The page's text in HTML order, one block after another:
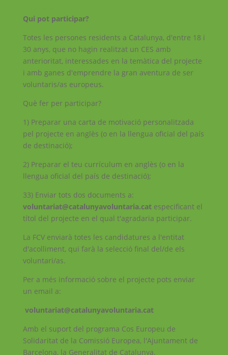
Qui pot participar?
Totes les persones residents a Catalunya, d'entre 18 i
30 anys, que no hagin realitzat un CES amb
anterioritat, interessades en la temàtica del projecte
i amb ganes d'emprendre la gran aventura de ser
voluntaris/as europeus.
Què fer per participar?
1) Preparar una carta de motivació personalitzada
pel projecte en anglès (o en la llengua oficial del país
de destinació);
2) Preparar el teu currículum en anglès (o en la
llengua oficial del país de destinació);
33) Enviar tots dos documents a:
voluntariat@catalunyavoluntaria.cat especificant el
títol del projecte en el qual t'agradaria participar.
La FCV enviarà totes les candidatures a l'entitat
d'acolliment, qui farà la selecció final del/de els
voluntari/as.
Per a més informació sobre el projecte pots enviar
un email a:
voluntariat@catalunyavoluntaria.cat
Amb el suport del programa Cos Europeu de
Solidaritat de la Comissió Europea, l'Ajuntament de
Barcelona, la Generalitat de Catalunya.